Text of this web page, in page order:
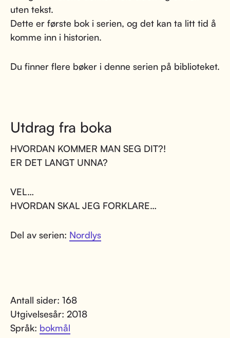
uten tekst.
Dette er første bok i serien, og det kan ta litt tid å
komme inn i historien.
Du finner flere bøker i denne serien på biblioteket.
Utdrag fra boka
HVORDAN KOMMER MAN SEG DIT?!
ER DET LANGT UNNA?
VEL…
HVORDAN SKAL JEG FORKLARE…
Del av serien: Nordlys
Antall sider: 168
Utgivelsesår: 2018
Språk: bokmål